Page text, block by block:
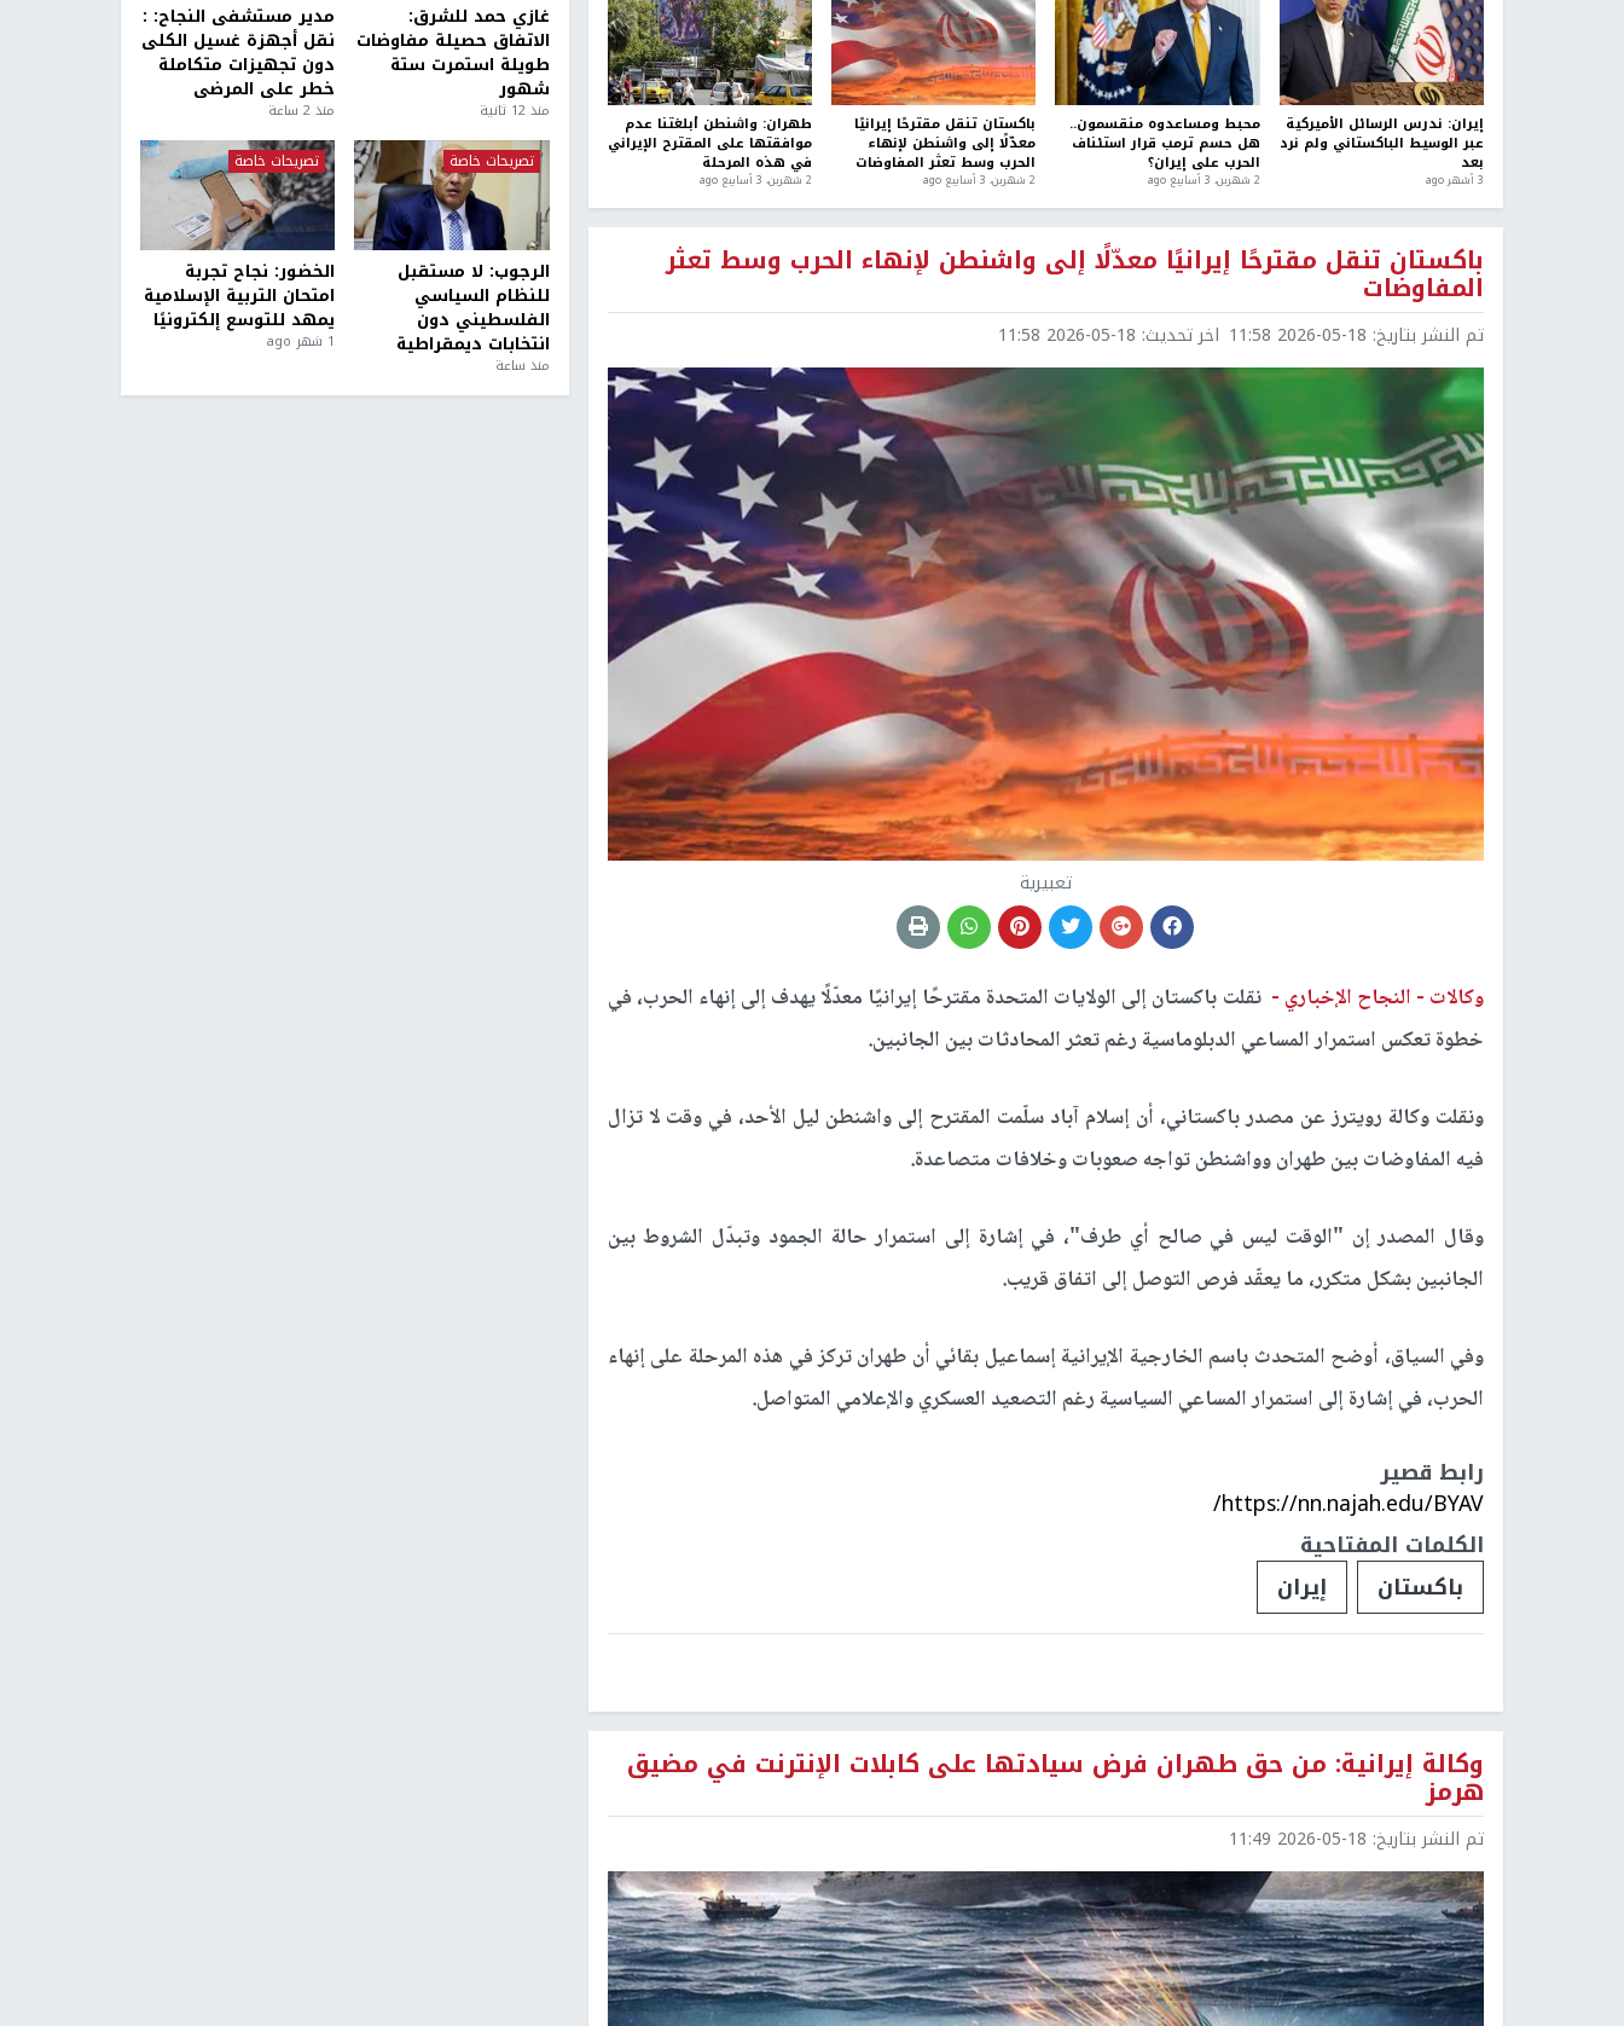
إيران: ندرس الرسائل الأميركية
عبر الوسيط الباكستاني ولم نرد
بعد
3 أشهر ago
محبط ومساعدوه منقسمون..
هل حسم ترمب قرار استئناف
الحرب على إيران؟
2 شهرين، 3 أسابيع ago
باكستان تنقل مقترحًا إيرانيًا
معدّلًا إلى واشنطن لإنهاء
الحرب وسط تعثر المفاوضات
2 شهرين، 3 أسابيع ago
طهران: واشنطن أبلغتنا عدم
موافقتها على المقترح الإيراني
في هذه المرحلة
2 شهرين، 3 أسابيع ago
باكستان تنقل مقترحًا إيرانيًا معدّلًا إلى واشنطن لإنهاء الحرب وسط تعثر
المفاوضات
تم النشر بتاريخ: 2026-05-18 11:58 اخر تحديث: 2026-05-18 11:58
تعبيرية
وكالات - النجاح الإخباري - نقلت باكستان إلى الولايات المتحدة مقترحًا إيرانيًا معدّلًا يهدف إلى إنهاء الحرب، في
خطوة تعكس استمرار المساعي الدبلوماسية رغم تعثر المحادثات بين الجانبين.
ونقلت وكالة رويترز عن مصدر باكستاني، أن إسلام آباد سلّمت المقترح إلى واشنطن ليل الأحد، في وقت لا تزال
فيه المفاوضات بين طهران وواشنطن تواجه صعوبات وخلافات متصاعدة.
وقال المصدر إن "الوقت ليس في صالح أي طرف"، في إشارة إلى استمرار حالة الجمود وتبدّل الشروط بين
الجانبين بشكل متكرر، ما يعقّد فرص التوصل إلى اتفاق قريب.
وفي السياق، أوضح المتحدث باسم الخارجية الإيرانية إسماعيل بقائي أن طهران تركز في هذه المرحلة على إنهاء
الحرب، في إشارة إلى استمرار المساعي السياسية رغم التصعيد العسكري والإعلامي المتواصل.
رابط قصير
https://nn.najah.edu/BYAV/
الكلمات المفتاحية
باكستان
إيران
وكالة إيرانية: من حق طهران فرض سيادتها على كابلات الإنترنت في مضيق
هرمز
تم النشر بتاريخ: 2026-05-18 11:49
غازي حمد للشرق:
الاتفاق حصيلة مفاوضات
طويلة استمرت ستة
شهور
منذ 12 ثانية
مدير مستشفى النجاح: :
نقل أجهزة غسيل الكلى
دون تجهيزات متكاملة
خطر على المرضى
منذ 2 ساعة
تصريحات خاصة
الرجوب: لا مستقبل
للنظام السياسي
الفلسطيني دون
انتخابات ديمقراطية
منذ ساعة
تصريحات خاصة
الخضور: نجاح تجربة
امتحان التربية الإسلامية
يمهد للتوسع إلكترونيًا
1 شهر ago